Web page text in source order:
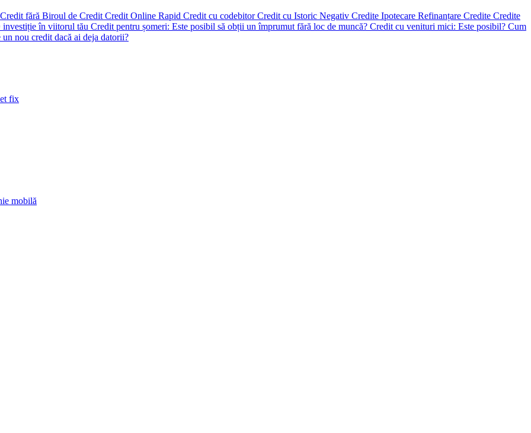
Credit fără Biroul de Credit Credit Online Rapid Credit cu codebitorCredit cu Istoric Negativ Credite Ipotecare Refinanțare Credite Credite
în viitorul tău Credit pentru șomeri: Este posibil să obții un împrumut fără loc de muncă? Credit cu venituri mici: Este posibil? Cum
nou credit dacă ai deja datorii?
fix
mobilă